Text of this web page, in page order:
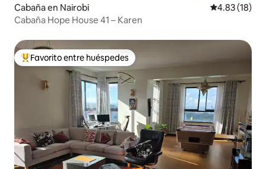
Cabaña en Nairobi Calificación
4.83 (18)
Cabaña Hope House 41 – Karen
Favorito entre huéspedes preferido
Favorito entre huéspedes